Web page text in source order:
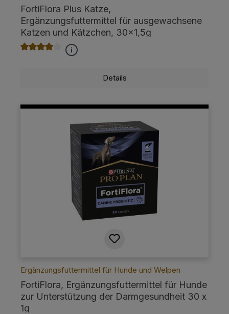
FortiFlora Plus Katze,
Ergänzungsfuttermittel für ausgewachsene
Katzen und Kätzchen, 30x1,5g
Durchschnittliche Bewertung von 4 von 5 Sternen
Details
Ergänzungsfuttermittel für Hunde und Welpen
FortiFlora, Ergänzungsfuttermittel für Hunde
zur Unterstützung der Darmgesundheit 30 x
1g